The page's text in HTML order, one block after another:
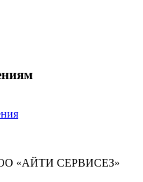
«АЙТИ СЕРВИСЕЗ»